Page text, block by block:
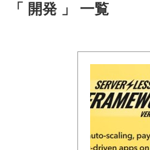
「 開発 」 一覧